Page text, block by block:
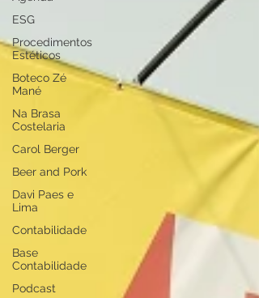
ESG
Procedimentos
Estéticos
Boteco Zé
Mané
Na Brasa
Costelaria
Carol Berger
Beer and Pork
Davi Paes e
Lima
Contabilidade
Base
Contabilidade
Podcast